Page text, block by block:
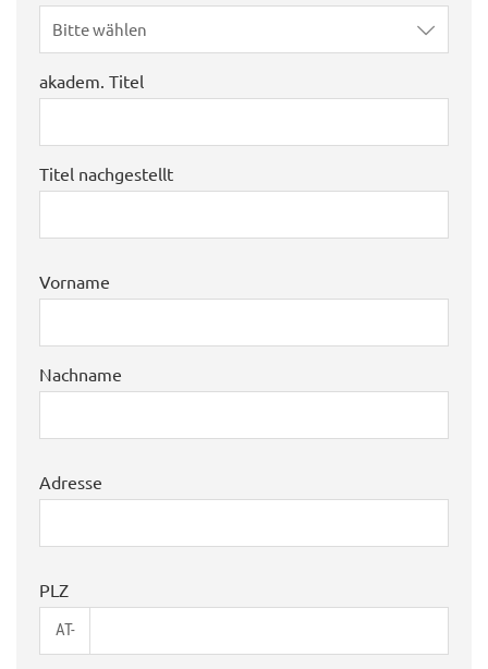
Bitte wählen
akadem. Titel
Titel nachgestellt
Vorname
Nachname
Adresse
PLZ
AT-